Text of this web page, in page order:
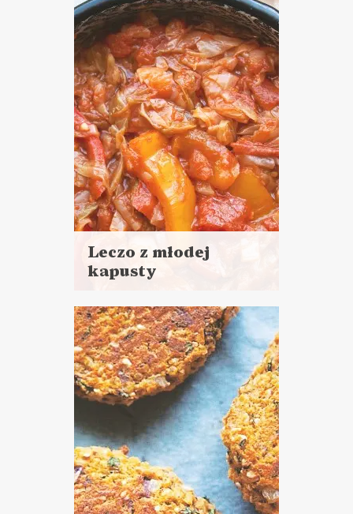
DANIA GŁÓWNE
LUNCHE DO PRACY
PRZYSTAWKI
MAJÓWKA ?
Leczo z młodej
kapusty
więcej
Czas przygotowania:
do 45 minut
DANIA GŁÓWNE
LUNCHE DO PRACY